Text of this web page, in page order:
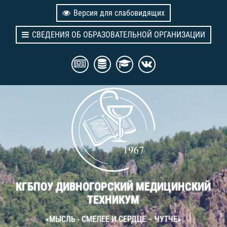
Версия для слабовидящих
СВЕДЕНИЯ ОБ ОБРАЗОВАТЕЛЬНОЙ ОРГАНИЗАЦИИ
КГБПОУ ДИВНОГОРСКИЙ МЕДИЦИНСКИЙ
ТЕХНИКУМ
«МЫСЛЬ - СМЕЛЕЕ И СЕРДЦЕ – ЧУТЧЕ»